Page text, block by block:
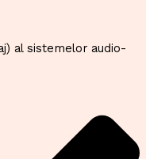
al sistemelor audio-